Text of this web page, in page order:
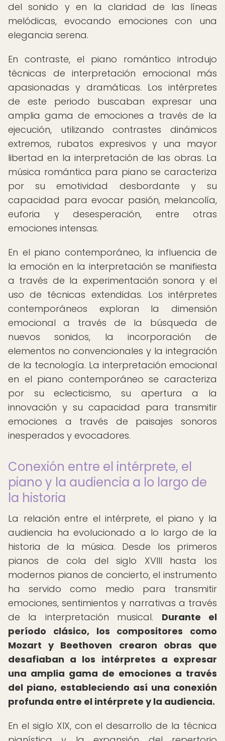
del sonido y en la claridad de las líneas
melódicas, evocando emociones con una
elegancia serena.
En contraste, el piano romántico introdujo
técnicas de interpretación emocional más
apasionadas y dramáticas. Los intérpretes
de este periodo buscaban expresar una
amplia gama de emociones a través de la
ejecución, utilizando contrastes dinámicos
extremos, rubatos expresivos y una mayor
libertad en la interpretación de las obras. La
música romántica para piano se caracteriza
por su emotividad desbordante y su
capacidad para evocar pasión, melancolía,
euforia y desesperación, entre otras
emociones intensas.
En el piano contemporáneo, la influencia de
la emoción en la interpretación se manifiesta
a través de la experimentación sonora y el
uso de técnicas extendidas. Los intérpretes
contemporáneos exploran la dimensión
emocional a través de la búsqueda de
nuevos sonidos, la incorporación de
elementos no convencionales y la integración
de la tecnología. La interpretación emocional
en el piano contemporáneo se caracteriza
por su eclecticismo, su apertura a la
innovación y su capacidad para transmitir
emociones a través de paisajes sonoros
inesperados y evocadores.
Conexión entre el intérprete, el
piano y la audiencia a lo largo de
la historia
La relación entre el intérprete, el piano y la
audiencia ha evolucionado a lo largo de la
historia de la música. Desde los primeros
pianos de cola del siglo XVIII hasta los
modernos pianos de concierto, el instrumento
ha servido como medio para transmitir
emociones, sentimientos y narrativas a través
de la interpretación musical. Durante el
período clásico, los compositores como
Mozart y Beethoven crearon obras que
desafiaban a los intérpretes a expresar
una amplia gama de emociones a través
del piano, estableciendo así una conexión
profunda entre el intérprete y la audiencia.
En el siglo XIX, con el desarrollo de la técnica